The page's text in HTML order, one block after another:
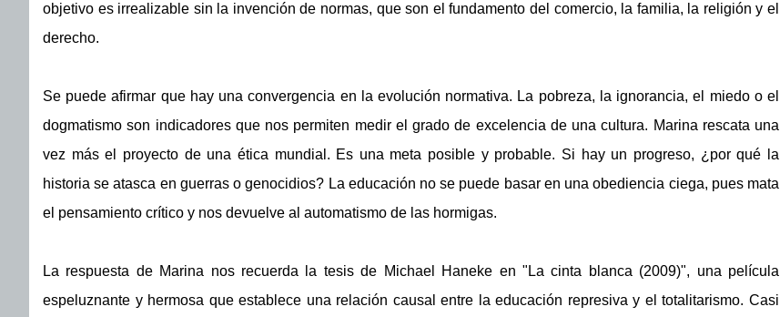
objetivo es irrealizable sin la invención de normas, que son el fundamento del comercio, la familia, la religión y el
derecho.
Se puede afirmar que hay una convergencia en la evolución normativa. La pobreza, la ignorancia, el miedo o el
dogmatismo son indicadores que nos permiten medir el grado de excelencia de una cultura. Marina rescata una
vez más el proyecto de una ética mundial. Es una meta posible y probable. Si hay un progreso, ¿por qué la
historia se atasca en guerras o genocidios? La educación no se puede basar en una obediencia ciega, pues mata
el pensamiento crítico y nos devuelve al automatismo de las hormigas.
La respuesta de Marina nos recuerda la tesis de Michael Haneke en "La cinta blanca (2009)", una película
espeluznante y hermosa que establece una relación causal entre la educación represiva y el totalitarismo. Casi